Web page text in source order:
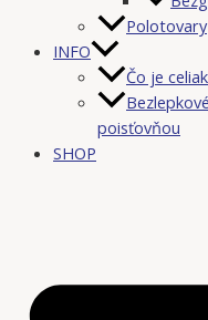
Polotovary
INFO
Čo je
poisťovňou
SHOP